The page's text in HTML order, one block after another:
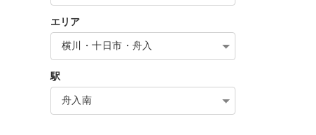
エリア
横川・十日市・舟入
駅
舟入南